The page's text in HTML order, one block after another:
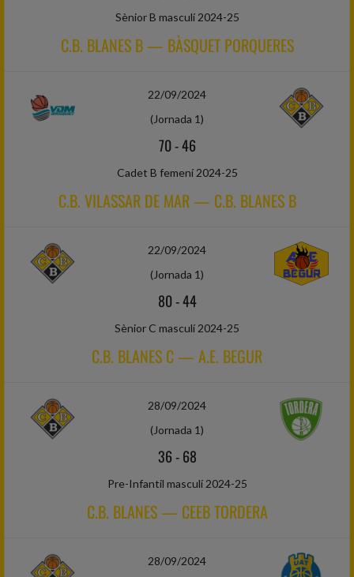
Sènior B masculí 2024-25
C.B. BLANES B — BÀSQUET PORQUERES
22/09/2024
(Jornada 1)
70-46
Cadet B femení 2024-25
C.B. VILASSAR DE MAR — C.B. BLANES B
22/09/2024
(Jornada 1)
80-44
Sènior C masculí 2024-25
C.B. BLANES C — A.E. BEGUR
28/09/2024
(Jornada 1)
36-68
Pre-Infantil masculí 2024-25
C.B. BLANES — CEEB TORDERA
28/09/2024